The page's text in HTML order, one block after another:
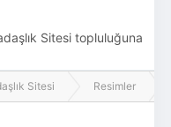
Sitesi topluluğuna
istersen kayıt
Sitesi Resimler